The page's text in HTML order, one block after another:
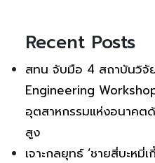
Recent Posts
สทน จับมือ 4 สถาบันวิจั
Engineering
อุตสาหกรรมแห่งอนาคต
สูง
เจาะกลยุทธ์ ‘ชายสี่บะหมี่